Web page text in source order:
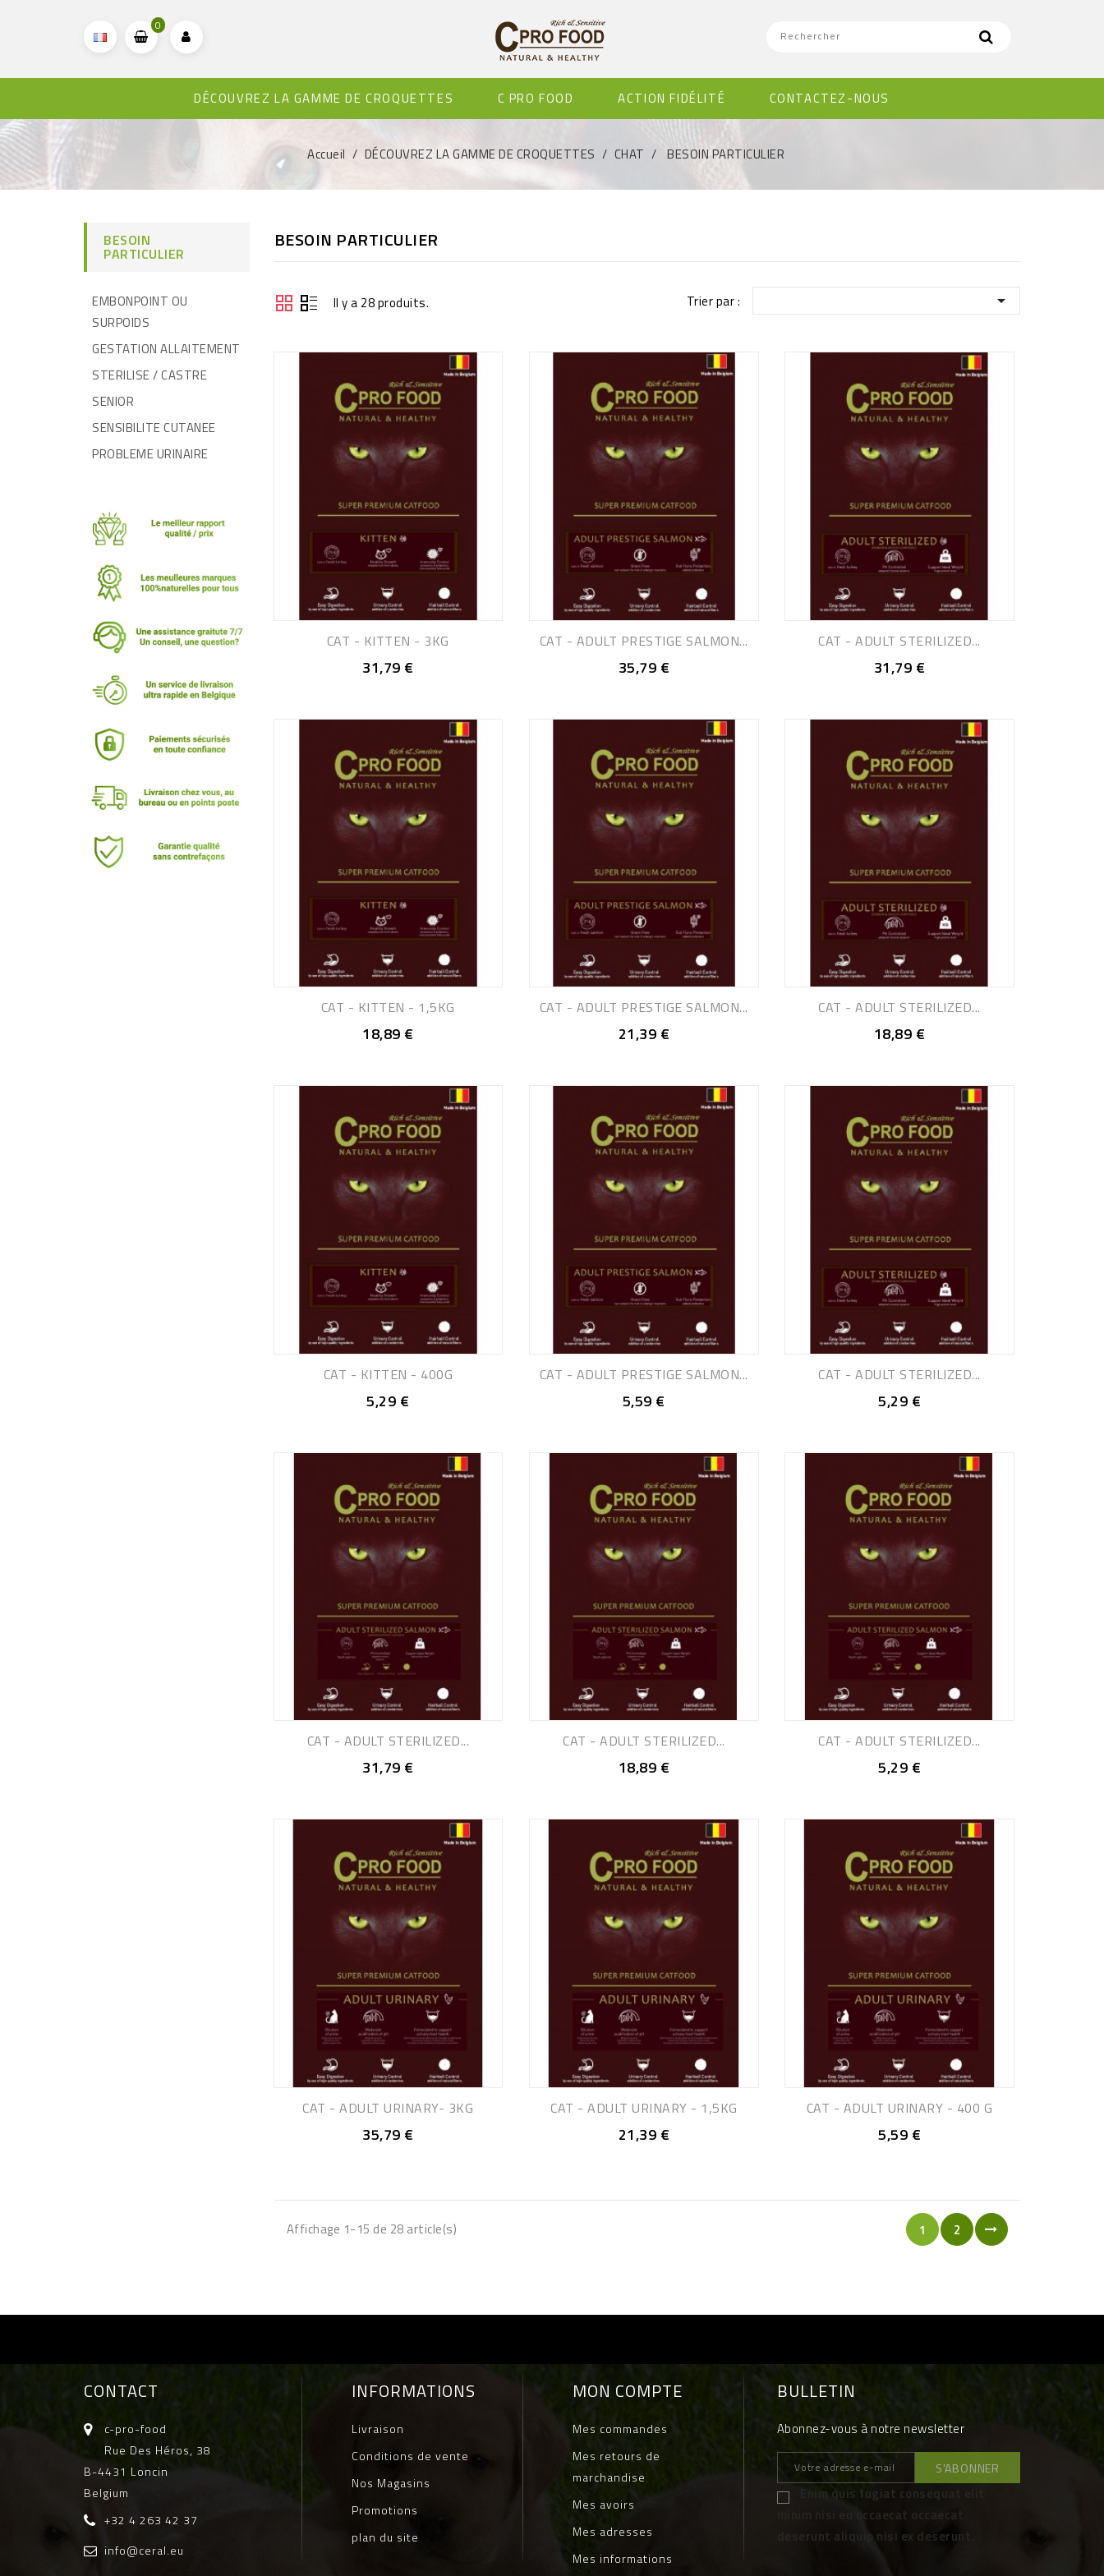
0
DÉCOUVREZ LA GAMME DE CROQUETTES C PRO FOOD ACTION FIDÉLITÉ CONTACTEZ-NOUS
Accueil DÉCOUVREZ LA GAMME DE CROQUETTES CHAT BESOIN PARTICULIER
BESOIN
PARTICULIER
EMBONPOINT OU
SURPOIDS
GESTATION ALLAITEMENT
STERILISE / CASTRE
SENIOR
SENSIBILITE CUTANEE
PROBLEME URINAIRE
BESOIN PARTICULIER
Il y a 28 produits. Trier par : 
CAT - KITTEN - 3KG
31,79 €
CAT - ADULT PRESTIGE SALMON...
35,79 €
CAT - ADULT STERILIZED...
31,79 €
CAT - KITTEN - 1,5KG
18,89 €
CAT - ADULT PRESTIGE SALMON...
21,39 €
CAT - ADULT STERILIZED...
18,89 €
CAT - KITTEN - 400G
5,29 €
CAT - ADULT PRESTIGE SALMON...
5,59 €
CAT - ADULT STERILIZED...
5,29 €
CAT - ADULT STERILIZED...
31,79 €
CAT - ADULT STERILIZED...
18,89 €
CAT - ADULT STERILIZED...
5,29 €
CAT - ADULT URINARY- 3KG
35,79 €
CAT - ADULT URINARY - 1,5KG
21,39 €
CAT - ADULT URINARY - 400 G
5,59 €
Affichage 1-15 de 28 article(s) 1 2
CONTACT
c-pro-food
Rue Des Héros, 38
B-4431 Loncin
Belgium
+32 4 263 42 37
info@ceral.eu
INFORMATIONS
Livraison
Conditions de vente
Nos Magasins
Promotions
plan du site
MON COMPTE
Mes commandes
Mes retours de
marchandise
Mes avoirs
Mes adresses
Mes informations
BULLETIN
Abonnez-vous à notre newsletter
Enim quis fugiat consequat elit
minim nisi eu occaecat occaecat
deserunt aliquip nisi ex deserunt.